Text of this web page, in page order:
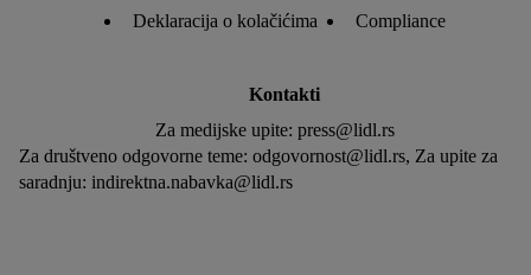
Deklaracija o kolačićima Compliance
Kontakti
Za medijske upite: press@lidl.rs
Za društveno odgovorne teme: odgovornost@lidl.rs, Za upite za
saradnju: indirektna.nabavka@lidl.rs